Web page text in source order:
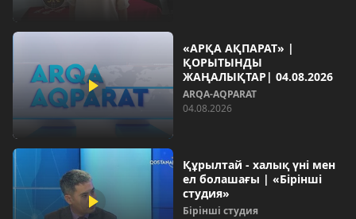
«АРҚА АҚПАРАТ» |
ҚОРЫТЫНДЫ
ЖАҢАЛЫҚТАР| 04.08.2026
ARQA-AQPARAT
04.08.2026
Құрылтай - халық үні мен
ел болашағы | «Бірінші
студия»
Бірінші студия